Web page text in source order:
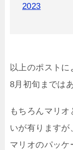
2023
以上のポスト
8月初旬までは
もちろんマリ
いが有りますが
マリオのパッケ